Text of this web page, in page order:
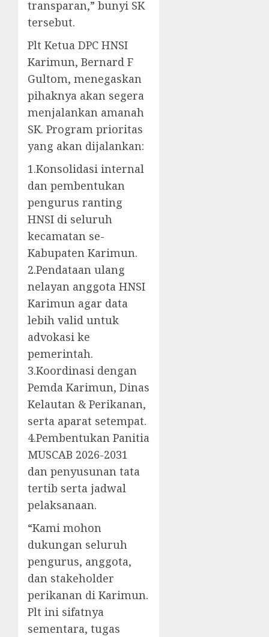
transparan,” bunyi SK
tersebut.
Plt Ketua DPC HNSI
Karimun, Bernard F
Gultom, menegaskan
pihaknya akan segera
menjalankan amanah
SK. Program prioritas
yang akan dijalankan:
1.Konsolidasi internal
dan pembentukan
pengurus ranting
HNSI di seluruh
kecamatan se-
Kabupaten Karimun.
2.Pendataan ulang
nelayan anggota HNSI
Karimun agar data
lebih valid untuk
advokasi ke
pemerintah.
3.Koordinasi dengan
Pemda Karimun, Dinas
Kelautan & Perikanan,
serta aparat setempat.
4.Pembentukan Panitia
MUSCAB 2026-2031
dan penyusunan tata
tertib serta jadwal
pelaksanaan.
“Kami mohon
dukungan seluruh
pengurus, anggota,
dan stakeholder
perikanan di Karimun.
Plt ini sifatnya
sementara, tugas